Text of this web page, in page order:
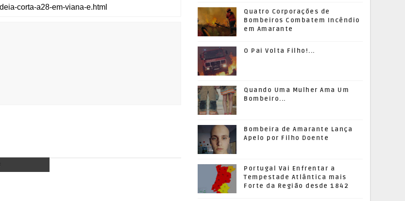
Quatro Corporações de
Bombeiros Combatem Incêndio
em Amarante
O Pai Volta Filho!...
Quando Uma Mulher Ama Um
Bombeiro...
Bombeira de Amarante Lança
Apelo por Filho Doente
Portugal Vai Enfrentar a
Tempestade Atlântica mais
Forte da Região desde 1842